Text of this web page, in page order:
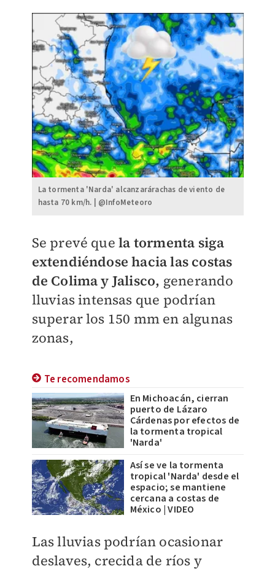
La tormenta 'Narda' alcanzarárachas de viento de
hasta 70 km/h. | @InfoMeteoro
​Se prevé quela tormenta siga
extendiéndose hacia las costas
de Colima y Jalisco, generando
lluvias intensas que podrían
superar los 150 mm en algunas
zonas,
Te recomendamos
En Michoacán, cierran
puerto de Lázaro
Cárdenas por efectos de
la tormenta tropical
'Narda'
Así se ve la tormenta
tropical 'Narda' desde el
espacio; se mantiene
cercana a costas de
México | VIDEO
Las lluvias podrían ocasionar
deslaves, crecida de ríos y